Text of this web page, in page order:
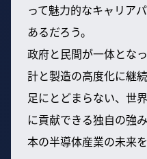
って魅力的なキャリア
あるだろう。
政府と民間が一体とな
計と製造の高度化に継
足にとどまらない、世
に貢献できる独自の強
本の半導体産業の未来